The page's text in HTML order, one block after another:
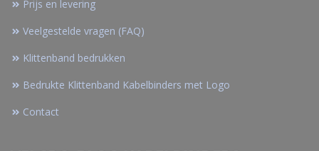
Prijs en levering
Veelgestelde vragen (FAQ)
Klittenband bedrukken
Bedrukte Klittenband Kabelbinders met Logo
Contact